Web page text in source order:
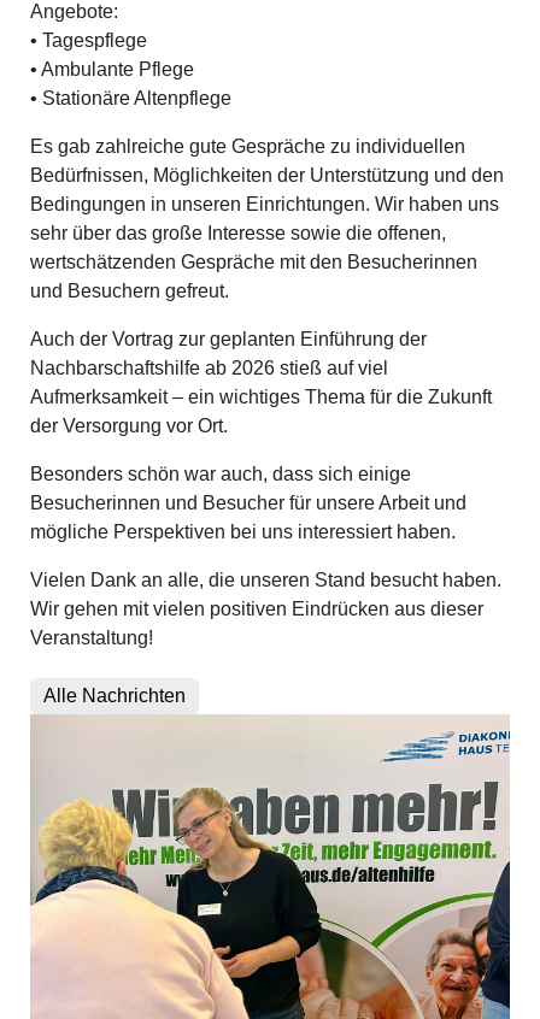
Angebote:
• Tagespflege
• Ambulante Pflege
• Stationäre Altenpflege
Es gab zahlreiche gute Gespräche zu individuellen
Bedürfnissen, Möglichkeiten der Unterstützung und den
Bedingungen in unseren Einrichtungen. Wir haben uns
sehr über das große Interesse sowie die offenen,
wertschätzenden Gespräche mit den Besucherinnen
und Besuchern gefreut.
Auch der Vortrag zur geplanten Einführung der
Nachbarschaftshilfe ab 2026 stieß auf viel
Aufmerksamkeit – ein wichtiges Thema für die Zukunft
der Versorgung vor Ort.
Besonders schön war auch, dass sich einige
Besucherinnen und Besucher für unsere Arbeit und
mögliche Perspektiven bei uns interessiert haben.
Vielen Dank an alle, die unseren Stand besucht haben.
Wir gehen mit vielen positiven Eindrücken aus dieser
Veranstaltung!
Alle Nachrichten